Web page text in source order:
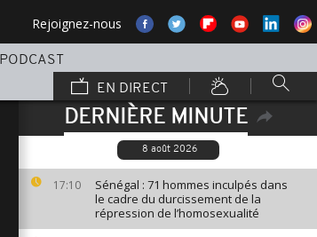
Rejoignez-nous
PODCAST
EN DIRECT
DERNIÈRE MINUTE
8 août 2026
17:10
Sénégal : 71 hommes inculpés dans
le cadre du durcissement de la
répression de l’homosexualité